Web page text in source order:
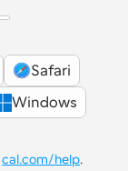
Safari
Windows
cal.com/help.